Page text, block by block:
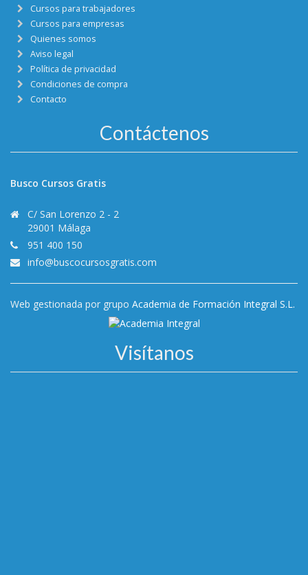
Cursos para trabajadores
Cursos para empresas
Quienes somos
Aviso legal
Política de privacidad
Condiciones de compra
Contacto
Contáctenos
Busco Cursos Gratis
C/ San Lorenzo 2 - 2
29001 Málaga
951 400 150
info@buscocursosgratis.com
Web gestionada por grupo Academia de Formación Integral S.L.
Visítanos